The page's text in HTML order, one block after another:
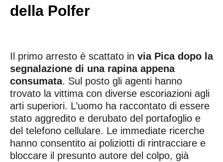
della Polfer
Il primo arresto è scattato in via Pica dopo la
segnalazione di una rapina appena
consumata. Sul posto gli agenti hanno
trovato la vittima con diverse escoriazioni agli
arti superiori. L’uomo ha raccontato di essere
stato aggredito e derubato del portafoglio e
del telefono cellulare. Le immediate ricerche
hanno consentito ai poliziotti di rintracciare e
bloccare il presunto autore del colpo, già